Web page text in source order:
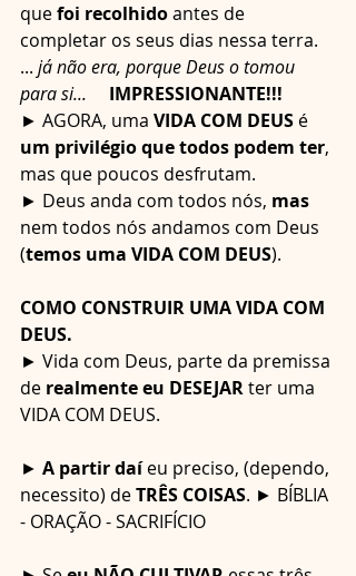
que foi recolhido antes de
completar os seus dias nessa terra.
... já não era, porque Deus o tomou
para si...
IMPRESSIONANTE!!!
► AGORA, uma VIDA COM DEUS é
um privilégio que todos podem ter,
mas que poucos desfrutam.
► Deus anda com todos nós, mas
nem todos nós andamos com Deus
(temos uma VIDA COM DEUS).
COMO CONSTRUIR UMA VIDA COM
DEUS.
► Vida com Deus, parte da premissa
de realmente eu DESEJAR ter uma
VIDA COM DEUS.
► A partir daí eu preciso, (dependo,
necessito) de TRÊS COISAS. ► BÍBLIA
- ORAÇÃO - SACRIFÍCIO